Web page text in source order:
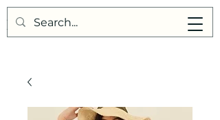
Points de Suture